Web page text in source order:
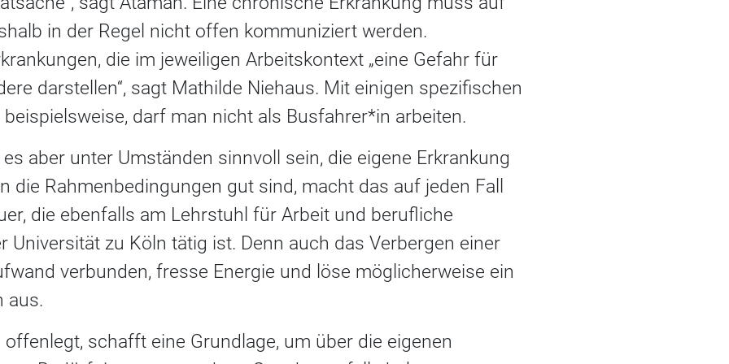
in der Regel nicht offen kommuniziert werden.
die im jeweiligen Arbeitskontext „eine Gefahr für
darstellen“, sagt Mathilde Niehaus. Mit einigen spezifischen
darf man nicht als Busfahrer*in arbeiten.
aber unter Umständen sinnvoll sein, die eigene Erkrankung
die Rahmenbedingungen gut sind, macht das auf jeden Fall
die ebenfalls am Lehrstuhl für Arbeit und berufliche
Universität zu Köln tätig ist. Denn auch das Verbergen einer
verbunden, fresse Energie und löse möglicherweise ein
aus.
schafft eine Grundlage, um über die eigenen